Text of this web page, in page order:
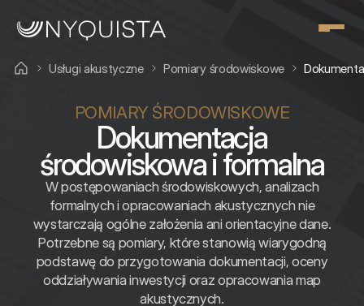
POMIARY ŚRODOWISKOWE
Dokumentacja
środowiskowa i formalna
W postępowaniach środowiskowych, analizach
formalnych i opracowaniach akustycznych nie
wystarczają ogólne założenia ani orientacyjne dane.
Potrzebne są pomiary, które stanowią wiarygodną
podstawę do przygotowania dokumentacji, oceny
oddziaływania inwestycji oraz opracowania map
akustycznych.
Usługi akustyczne Pomiary środowiskowe